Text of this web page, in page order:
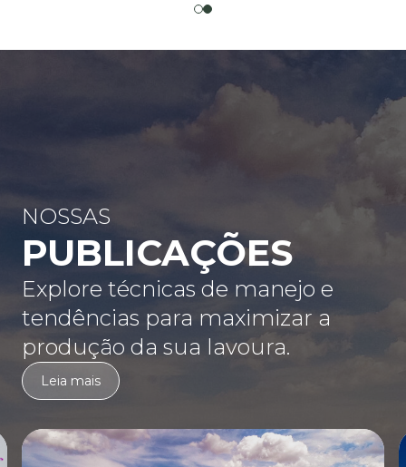
NOSSAS
PUBLICAÇÕES
Explore técnicas de manejo e
tendências para maximizar a
produção da sua lavoura.
Leia mais